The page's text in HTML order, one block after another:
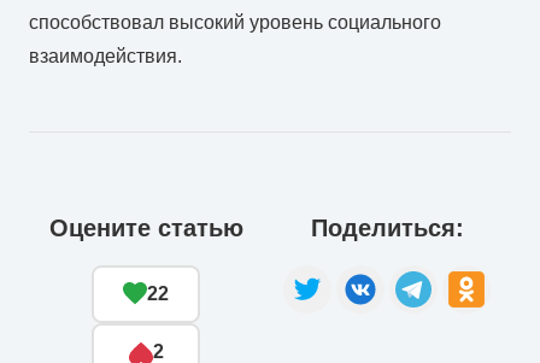
способствовал высокий уровень социального
взаимодействия.
Оцените статью
22
2
Поделиться: